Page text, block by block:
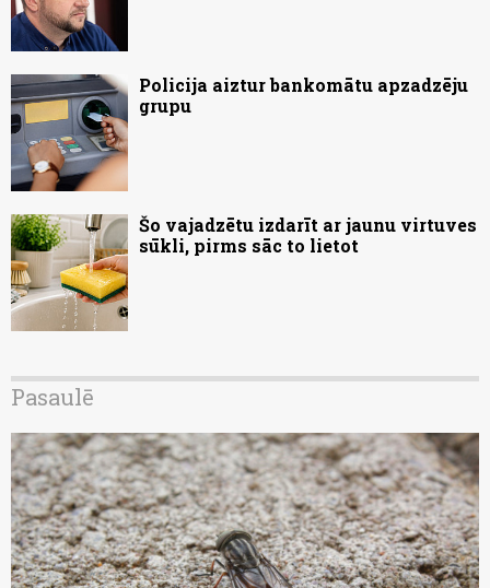
Policija aiztur bankomātu apzadzēju
grupu
Šo vajadzētu izdarīt ar jaunu virtuves
sūkli, pirms sāc to lietot
Pasaulē